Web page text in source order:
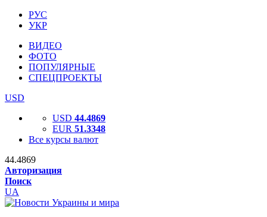
РУС
УКР
ВИДЕО
ФОТО
ПОПУЛЯРНЫЕ
СПЕЦПРОЕКТЫ
USD
USD 44.4869
EUR 51.3348
Все курсы валют
44.4869
Авторизация
Поиск
UA